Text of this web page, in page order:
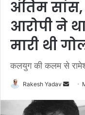
अंतिम सांस,
आरोपी ने
मारी थी
कलयुग की कलम से
Rakesh Yadav